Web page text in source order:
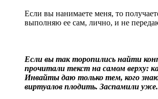
Если вы нанимаете меня, то
выполняю ее сам, лично, и не
Если вы так торопились найти
прочитали текст на самом верху:
Инвайты даю только тем, кого
виртуалов плодить. Заспамили уже.